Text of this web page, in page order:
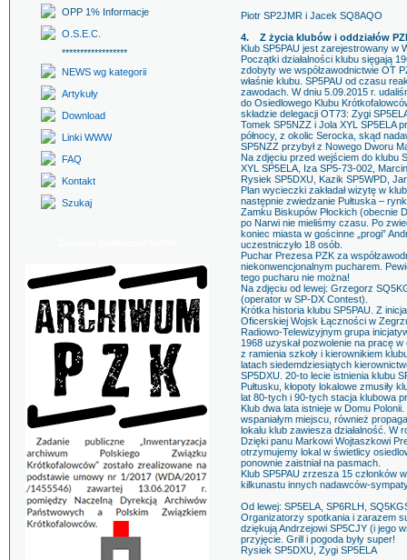
OPP 1% Informacje
O.S.E.C.
******************
NEWS wg kategorii
Artykuły
Download
Linki WWW
FAQ
Kontakt
Szukaj
Piotr SP2JMR i Jacek SQ8AQO
4. Z życia klubów i oddziałów
Klub SP5PAU jest zarejestrowany w
Początki działalności klubu sięgają
zdobyty we współzawodnictwie OT
właśnie klubu. SP5PAU od czasu
zawodach. W dniu 5.09.2015 r.
do Osiedlowego Klubu
składzie delegacji OT73: Zygi
Tomek SP5NZZ i Jola XYL SP5ELA
północy, z okolic Serocka, skąd
SP5NZZ przybył z Nowego Dworu
Na zdjęciu przed wejściem do klubu
XYL SP5ELA, Iza SP5-73-002,
Rysiek SP5DXU, Kazik SP5WPD,
Plan wycieczki zakładał wizytę w
następnie zwiedzanie Pułtuska –
Zamku Biskupów Płockich (obecnie
po Narwi nie mieliśmy czasu. Po
koniec miasta w gościnne „progi”
uczestniczyło 18 osób.
Puchar Prezesa PZK za
niekonwencjonalnym pucharem.
tego pucharu nie można!
Na zdjęciu od lewej: Grzegorz
(operator w SP-DX Contest).
Krótka historia klubu SP5PAU. Z
Oficerskiej Wojsk Łączności w
Radiowo-Telewizyjnym grupa
1968 uzyskał pozwolenie na pracę
z ramienia szkoły i kierownikiem
latach siedemdziesiątych
SP5DXU. 20-to lecie istnienia klubu
Pułtusku, kłopoty lokalowe zmusiły
lat 80-tych i 90-tych stacja klubowa
Klub dwa lata istnieje w Domu
wspaniałym miejscu, również
lokalu klub zawiesza działalność. W
Dzięki panu Markowi Wojtaszkowi
otrzymujemy lokal w świetlicy
ponownie zaistniał na pasmach.
Klub SP5PAU zrzesza 15 członków
kilkunastu innych nadawców-
Od lewej: SP5ELA, SP6RLH,
Organizatorzy spotkania i zarazem
dziękują Andrzejowi SP5CJY (i jego
przyjęcie. Grill i pogoda były super!
Rysiek SP5DXU, Zygi SP5ELA